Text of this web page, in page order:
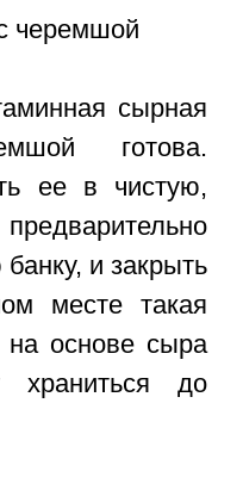
сырная
готова.
ее в чистую,
и закрыть
месте такая
на основе сыра
до